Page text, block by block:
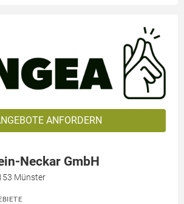
ANFORDERN
Neckar GmbH
Münster